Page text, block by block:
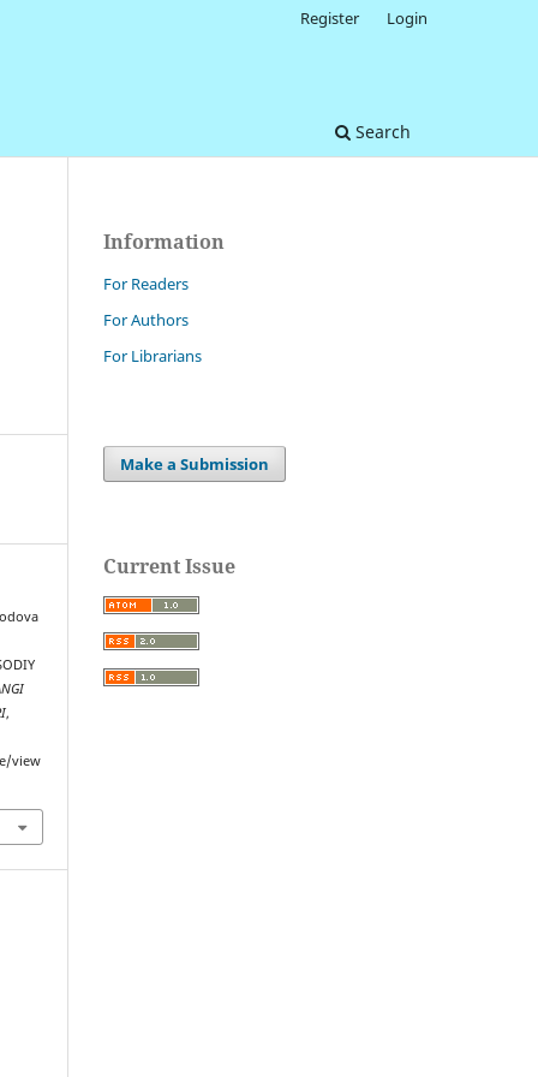
Search
Register Login
,
view
Information
For Readers
For Authors
For Librarians
Make a Submission
Current Issue